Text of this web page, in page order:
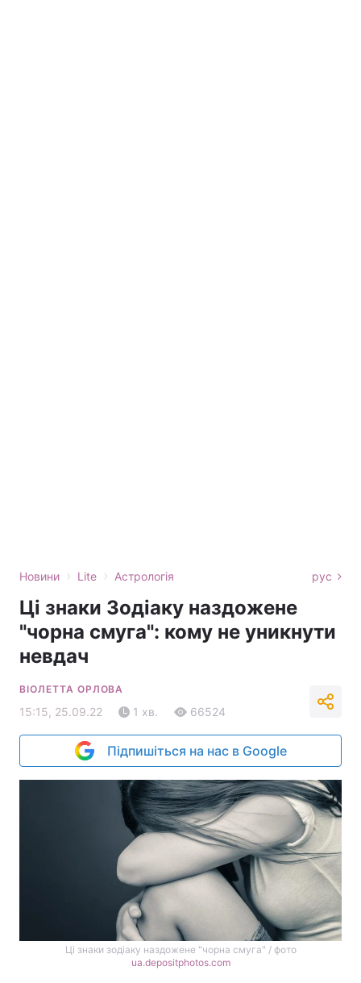
Новини › Lite › Астрологія рус
Ці знаки Зодіаку наздожене
"чорна смуга": кому не уникнути
невдач
ВІОЛЕТТА ОРЛОВА
15:15, 25.09.22 1 хв. 66524
Підпишіться на нас в Google
Ці знаки зодіаку наздожене "чорна смуга" / фото
ua.depositphotos.com